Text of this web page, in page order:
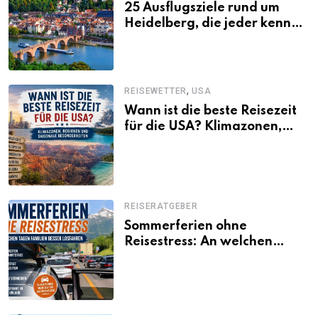
25 Ausflugsziele rund um
Heidelberg, die jeder kennen
REISEWETTER,USA
Wann ist die beste Reisezeit
für die USA? Klimazonen,
REISERATGEBER
Sommerferien ohne
Reisestress: An welchen